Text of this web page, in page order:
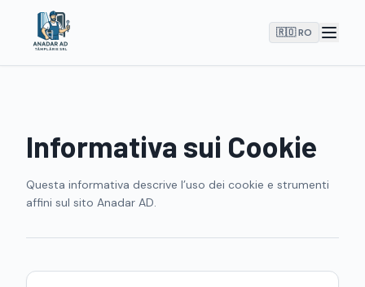
🇷🇴 RO
Informativa sui Cookie
Questa informativa descrive l’uso dei cookie e strumenti
affini sul sito Anadar AD.